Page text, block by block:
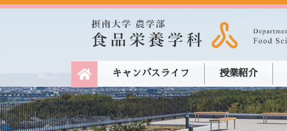
キャンパスライフ 授業紹介